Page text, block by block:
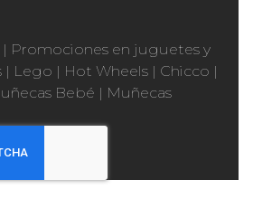
| Promociones en juguetes y
| Lego | Hot Wheels | Chicco |
Bebé | Muñecas